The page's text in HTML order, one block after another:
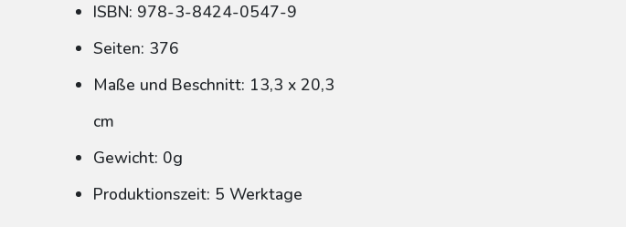
ISBN: 978-3-8424-0547-9
Seiten: 376
Maße und Beschnitt: 13,3 x 20,3
cm
Gewicht: 0g
Produktionszeit: 5 Werktage